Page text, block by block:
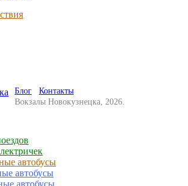
Блог
Контакты
Вокзалы Новокузнецка, 2026.
автобусы
автобусы
автобусы